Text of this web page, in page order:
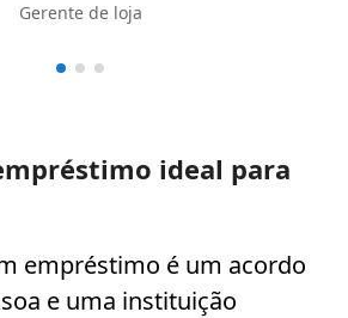
Gerente de loja
ideal para
empréstimo é um acordo
e uma instituição